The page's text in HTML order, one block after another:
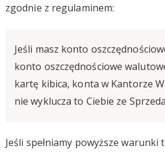
zgodnie z regulaminem:
Jeśli masz konto
konto oszczędnościowe
kartę kibica, konta w Kantorze
nie wyklucza to Ciebie ze
Jeśli spełniamy powyższe warunki